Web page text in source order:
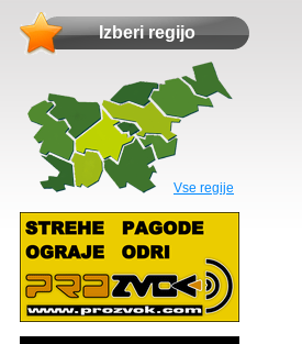
Izberi regijo
Vse regije